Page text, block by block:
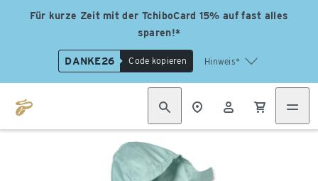
Für kurze Zeit mit der TchiboCard 15% auf fast alles
sparen!*
DANKE26 Code kopieren Hinweis*